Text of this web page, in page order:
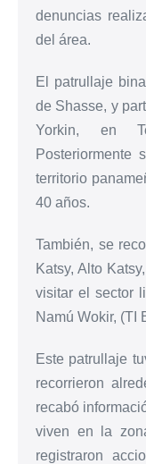
denuncias
del área.
El patrullaje
de Shasse, y
Yorkin, en
territorio
40 años.
También, se
Katsy, Alto
visitar el sector
Namú Wokir, (TI
Este patrullaje
recorrieron
recabó
viven en la
registraron